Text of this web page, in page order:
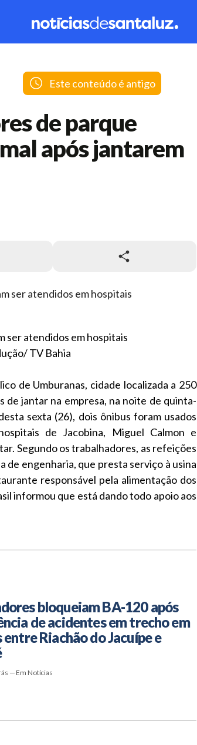
Este conteúdo é antigo
de parque
após jantarem
ser atendidos em hospitais
TV Bahia
de Umburanas, cidade localizada a 250
de jantar na empresa, na noite de quinta-
sexta (26), dois ônibus foram usados
de Jacobina, Miguel Calmon e
Segundo os trabalhadores, as refeições
engenharia, que presta serviço à usina
responsável pela alimentação dos
informou que está dando todo apoio aos
bloqueiam BA-120 após
de acidentes em trecho em
entre Riachão do Jacuípe e
— Em Notícias